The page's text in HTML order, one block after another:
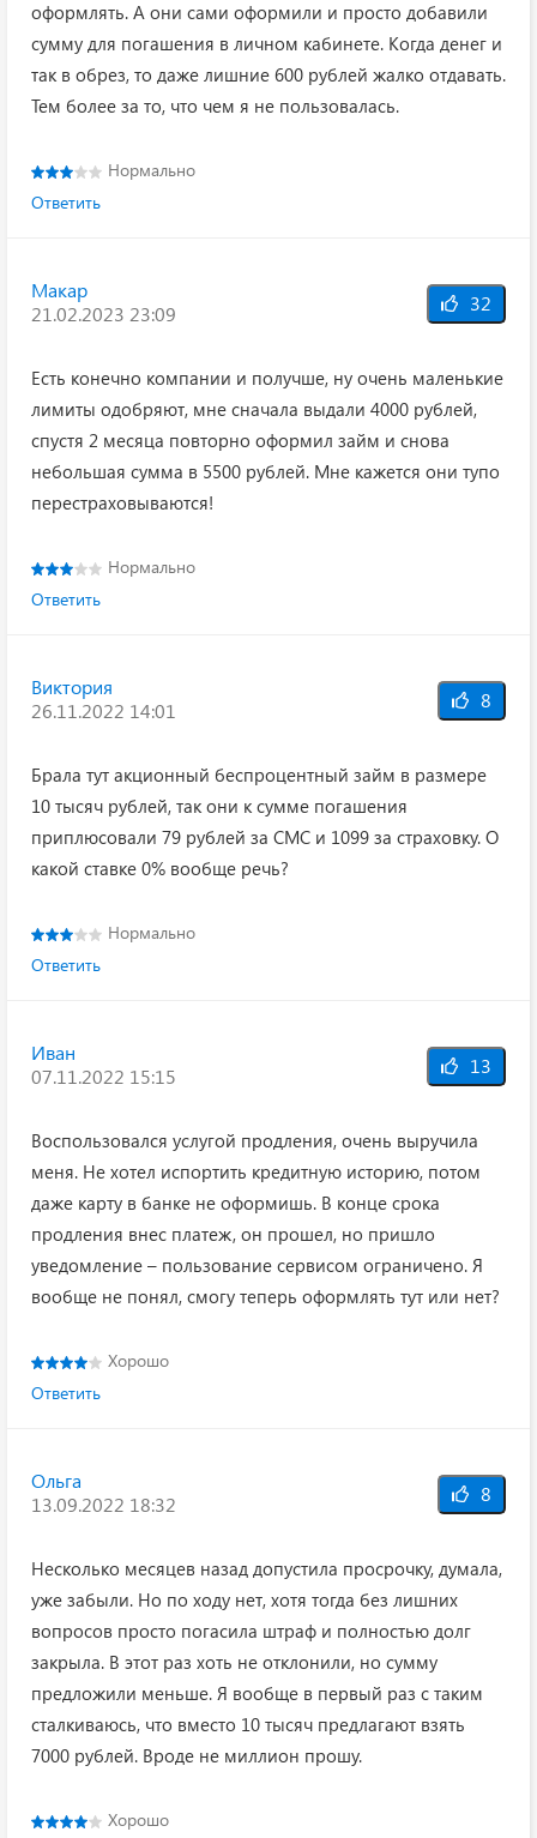
оформлять. А они сами оформили и просто добавили
сумму для погашения в личном кабинете. Когда денег и
так в обрез, то даже лишние 600 рублей жалко отдавать.
Тем более за то, что чем я не пользовалась.
Нормально
Ответить
Макар
21.02.2023 23:09
32
Есть конечно компании и получше, ну очень маленькие
лимиты одобряют, мне сначала выдали 4000 рублей,
спустя 2 месяца повторно оформил займ и снова
небольшая сумма в 5500 рублей. Мне кажется они тупо
перестраховываются!
Нормально
Ответить
Виктория
26.11.2022 14:01
8
Брала тут акционный беспроцентный займ в размере
10 тысяч рублей, так они к сумме погашения
приплюсовали 79 рублей за СМС и 1099 за страховку. О
какой ставке 0% вообще речь?
Нормально
Ответить
Иван
07.11.2022 15:15
13
Воспользовался услугой продления, очень выручила
меня. Не хотел испортить кредитную историю, потом
даже карту в банке не оформишь. В конце срока
продления внес платеж, он прошел, но пришло
уведомление – пользование сервисом ограничено. Я
вообще не понял, смогу теперь оформлять тут или нет?
Хорошо
Ответить
Ольга
13.09.2022 18:32
8
Несколько месяцев назад допустила просрочку, думала,
уже забыли. Но по ходу нет, хотя тогда без лишних
вопросов просто погасила штраф и полностью долг
закрыла. В этот раз хоть не отклонили, но сумму
предложили меньше. Я вообще в первый раз с таким
сталкиваюсь, что вместо 10 тысяч предлагают взять
7000 рублей. Вроде не миллион прошу.
Хорошо